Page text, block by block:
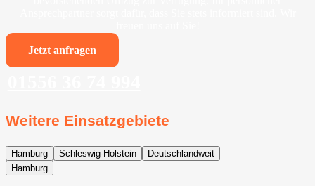
Jetzt anfragen
Weitere Einsatzgebiete
Hamburg Schleswig-Holstein
Deutschlandweit
Hamburg